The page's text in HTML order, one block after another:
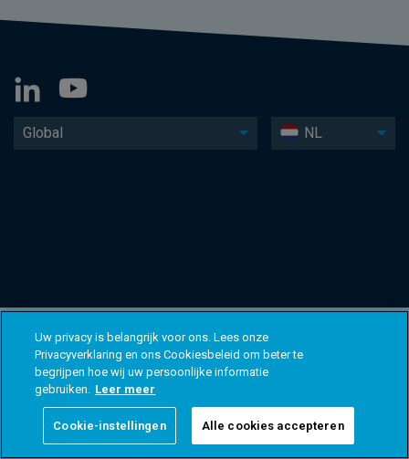
Global NL
Uw privacy is belangrijk voor ons. Lees onze
Privacyverklaring en ons Cookiesbeleid om beter te
begrijpen hoe wij uw persoonlijke informatie
gebruiken. Leer meer
Cookie-instellingen Alle cookies accepteren